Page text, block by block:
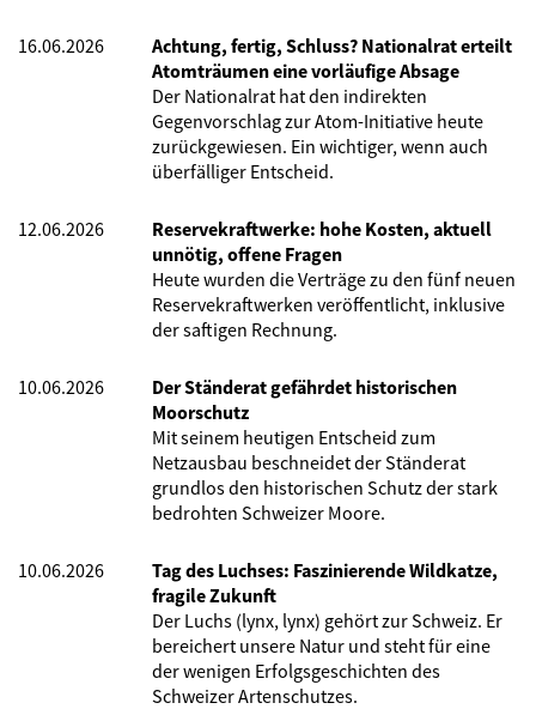
16.06.2026
Achtung, fertig, Schluss? Nationalrat erteilt
Atomträumen eine vorläufige Absage
Der Nationalrat hat den indirekten
Gegenvorschlag zur Atom-Initiative heute
zurückgewiesen. Ein wichtiger, wenn auch
überfälliger Entscheid.
12.06.2026
Reservekraftwerke: hohe Kosten, aktuell
unnötig, offene Fragen
Heute wurden die Verträge zu den fünf neuen
Reservekraftwerken veröffentlicht, inklusive
der saftigen Rechnung.
10.06.2026
Der Ständerat gefährdet historischen
Moorschutz
Mit seinem heutigen Entscheid zum
Netzausbau beschneidet der Ständerat
grundlos den historischen Schutz der stark
bedrohten Schweizer Moore.
10.06.2026
Tag des Luchses: Faszinierende Wildkatze,
fragile Zukunft
Der Luchs (lynx, lynx) gehört zur Schweiz. Er
bereichert unsere Natur und steht für eine
der wenigen Erfolgsgeschichten des
Schweizer Artenschutzes.